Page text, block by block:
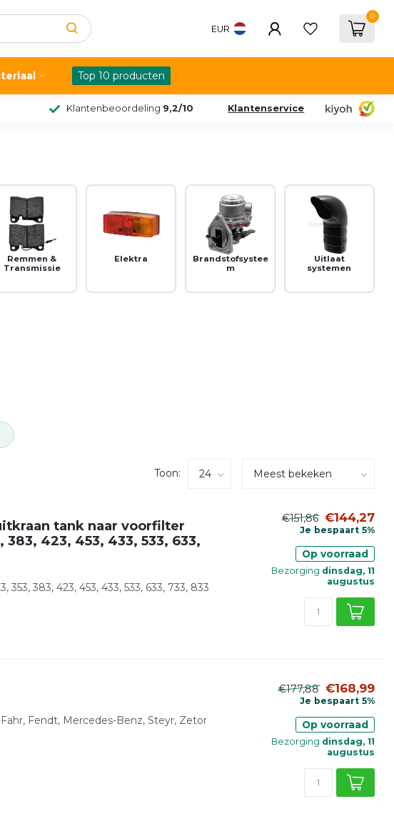
EUR
0
Top 10 producten
Klantenbeoordeling 9,2/10 Klantenservice
Remmen &
Transmissie
Elektra
Brandstofsystee
m
Uitlaat
systemen
Toon:
tank naar voorfilter
383, 423, 453, 433, 533, 633,
383, 423, 453, 433, 533, 633, 733, 833
€151,86 €144,27
Je bespaart 5%
Op voorraad
Bezorging dinsdag, 11
augustus
Fendt, Mercedes-Benz, Steyr, Zetor
€177,88 €168,99
Je bespaart 5%
Op voorraad
Bezorging dinsdag, 11
augustus